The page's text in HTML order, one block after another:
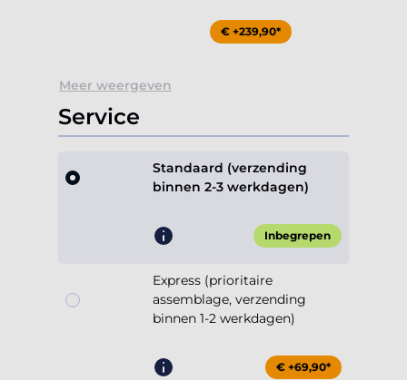
€ +239,90*
Meer weergeven
Service
Standaard (verzending
binnen 2-3 werkdagen)
Inbegrepen
Express (prioritaire
assemblage, verzending
binnen 1-2 werkdagen)
€ +69,90*